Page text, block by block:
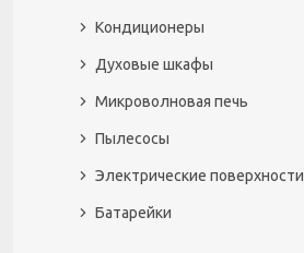
Кондиционеры
Духовые шкафы
Микроволновая печь
Пылесосы
Электрические поверхности
Батарейки